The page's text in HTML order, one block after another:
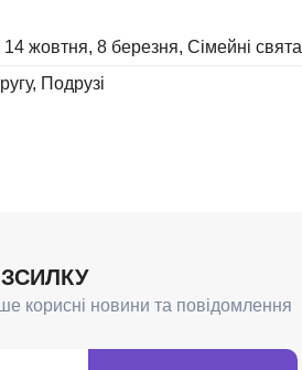
14 жовтня 8 березня Сімейні свята
Подрузі